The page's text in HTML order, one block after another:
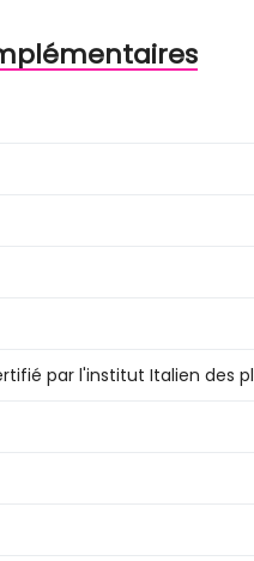
par l'institut Italien des